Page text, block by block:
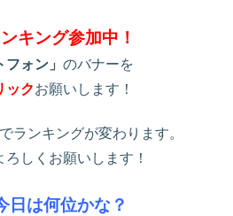
キング参加中！
フォン」 のバナーを
ックお願いします！
ランキングが変わります。
ろしくお願いします！
日は何位かな？